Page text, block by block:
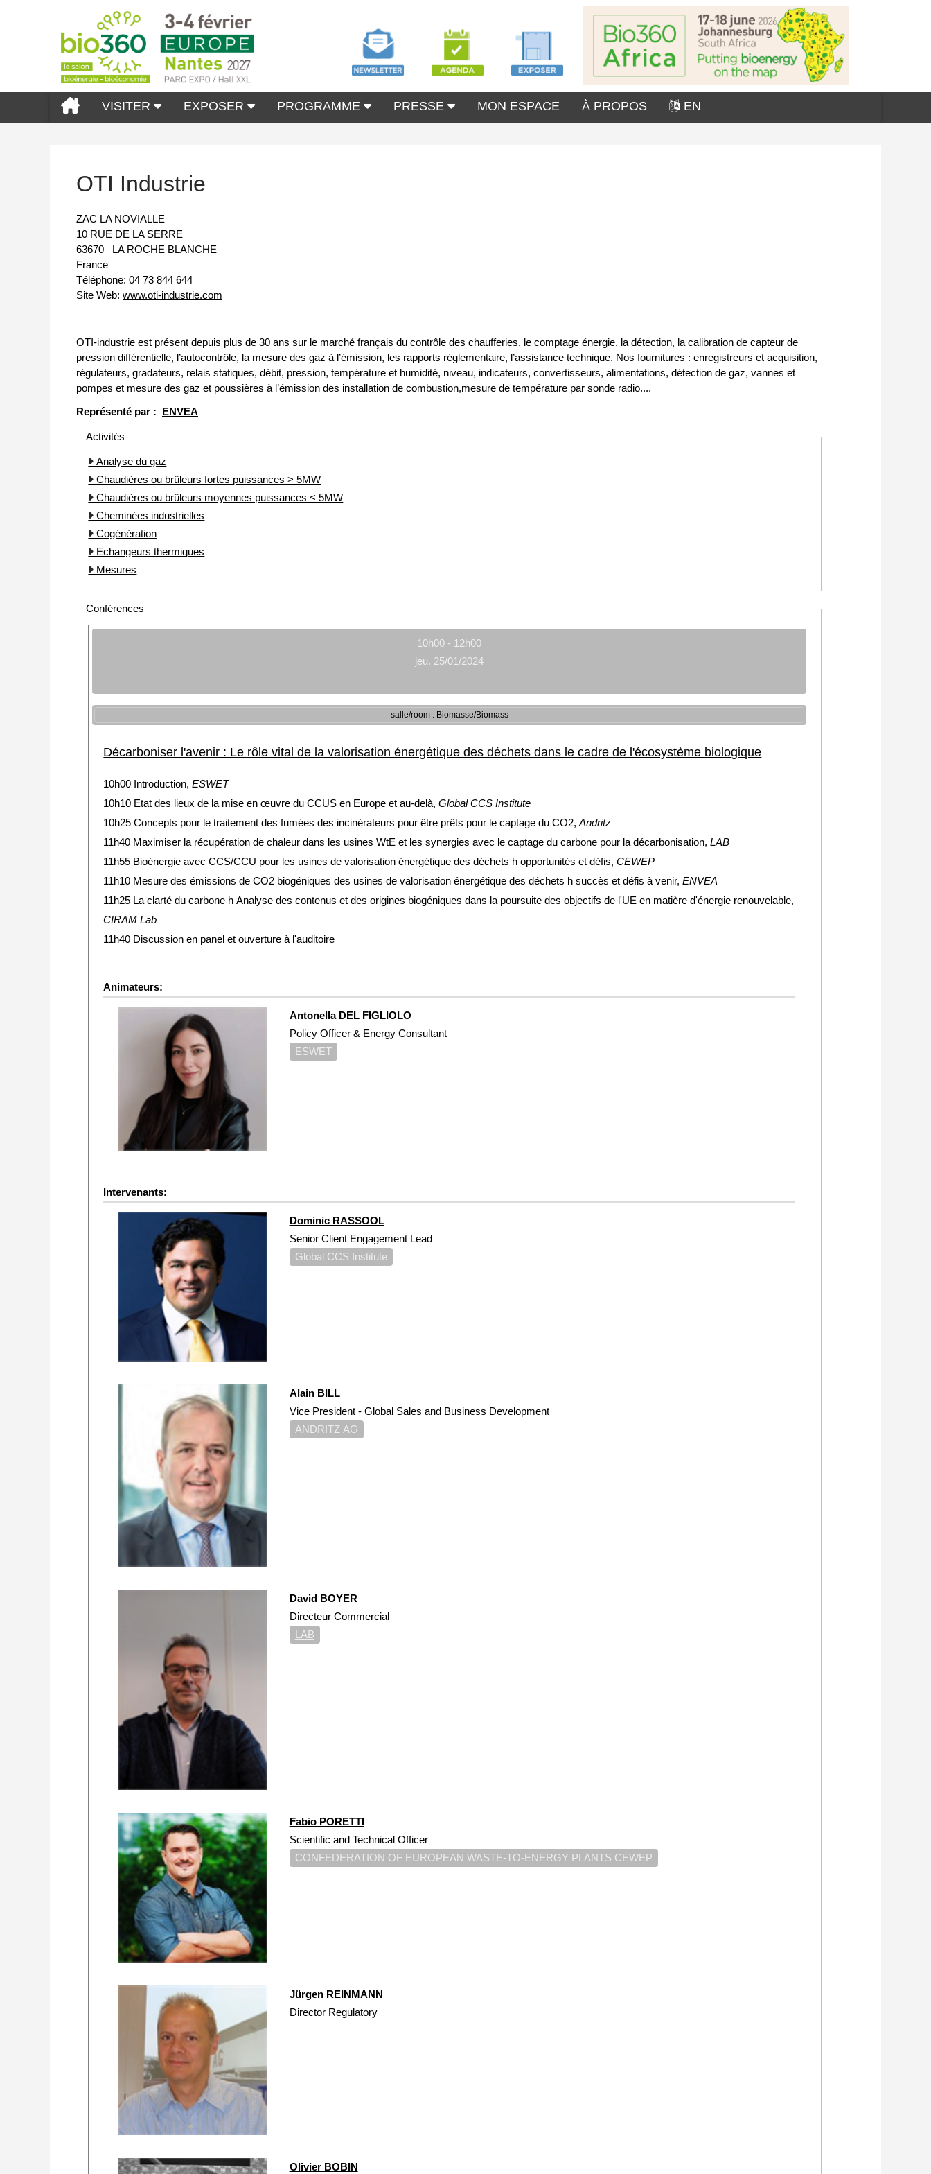
VISITER EXPOSER PROGRAMME PRESSE MON ESPACE À PROPOS EN
OTI Industrie
ZAC LA NOVIALLE
10 RUE DE LA SERRE
63670
LA ROCHE BLANCHE
France
Téléphone: 04 73 844 644
Site Web: www.oti-industrie.com
OTI-industrie est présent depuis plus de 30 ans sur le marché français du contrôle des chaufferies, le comptage énergie, la détection, la calibration de capteur de
pression différentielle, l’autocontrôle, la mesure des gaz à l’émission, les rapports réglementaire, l’assistance technique. Nos fournitures : enregistreurs et acquisition,
régulateurs, gradateurs, relais statiques, débit, pression, température et humidité, niveau, indicateurs, convertisseurs, alimentations, détection de gaz, vannes et
pompes et mesure des gaz et poussières à l’émission des installation de combustion,mesure de température par sonde radio....
Représenté par : ENVEA
Activités
Analyse du gaz
Chaudières ou brûleurs fortes puissances > 5MW
Chaudières ou brûleurs moyennes puissances < 5MW
Cheminées industrielles
Cogénération
Echangeurs thermiques
Mesures
Conférences
10h00 - 12h00
jeu. 25/01/2024
salle/room : Biomasse/Biomass
Décarboniser l'avenir : Le rôle vital de la valorisation énergétique des déchets dans le cadre de l'écosystème biologique
10h00 Introduction,ESWET
10h10 Etat des lieux de la mise en œuvre du CCUS en Europe et au-delà,Global CCS Institute
10h25Concepts pour le traitement des fumées des incinérateurs pour être prêts pour le captage du CO2,Andritz
11h40 Maximiser la récupération de chaleur dans les usines WtE et les synergies avec le captage du carbone pour la décarbonisation,LAB
11h55 Bioénergie avec CCS/CCU pour les usines de valorisation énergétique des déchets h opportunités et défis,CEWEP
11h10 Mesure des émissions de CO2 biogéniques des usines de valorisation énergétique des déchets h succès et défis à venir,ENVEA
11h25 La clarté du carbone h Analyse des contenus et des origines biogéniques dans la poursuite des objectifs de l'UE en matière d'énergie renouvelable,
CIRAM Lab
11h40 Discussion en panel et ouverture à l'auditoire
Animateurs:
Antonella DEL FIGLIOLO
Policy Officer & Energy Consultant
ESWET
Intervenants:
Dominic RASSOOL
Senior Client Engagement Lead
Global CCS Institute
Alain BILL
Vice President - Global Sales and Business Development
ANDRITZ AG
David BOYER
Directeur Commercial
LAB
Fabio PORETTI
Scientific and Technical Officer
CONFEDERATION OF EUROPEAN WASTE-TO-ENERGY PLANTS CEWEP
Jürgen REINMANN
Director Regulatory
Olivier BOBIN